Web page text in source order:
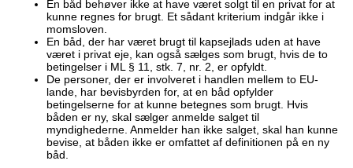
En båd behøver ikke at have været solgt til en privat for at
kunne regnes for brugt. Et sådant kriterium indgår ikke i
momsloven.
En båd, der har været brugt til kapsejlads uden at have
været i privat eje, kan også sælges som brugt, hvis de to
betingelser i ML § 11, stk. 7, nr. 2, er opfyldt.
De personer, der er involveret i handlen mellem to EU-
lande, har bevisbyrden for, at en båd opfylder
betingelserne for at kunne betegnes som brugt. Hvis
båden er ny, skal sælger anmelde salget til
myndighederne. Anmelder han ikke salget, skal han kunne
bevise, at båden ikke er omfattet af definitionen på en ny
båd.